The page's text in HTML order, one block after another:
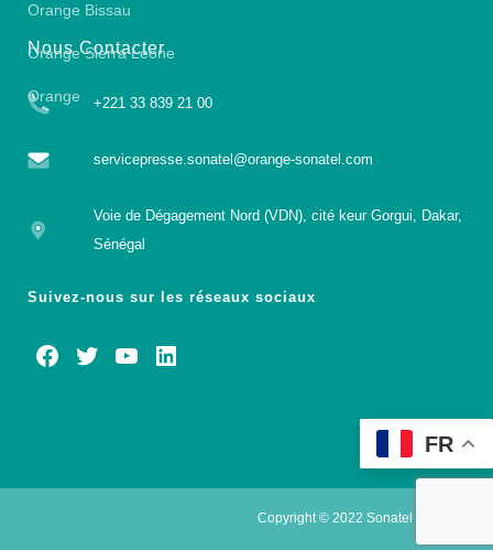
Orange Bissau
Orange Sierra Leone
Orange
Nous Contacter
+221 33 839 21 00
servicepresse.sonatel@orange-sonatel.com
Voie de Dégagement Nord (VDN), cité keur Gorgui, Dakar,
Sénégal
Suivez-nous sur les réseaux sociaux
Copyright © 2022 Sonatel
FR